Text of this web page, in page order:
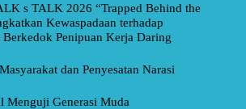
s TALK 2026 “Trapped Behind the
Kewaspadaan terhadap
Berkedok Penipuan Kerja Daring
dan Penyesatan Narasi
Menguji Generasi Muda